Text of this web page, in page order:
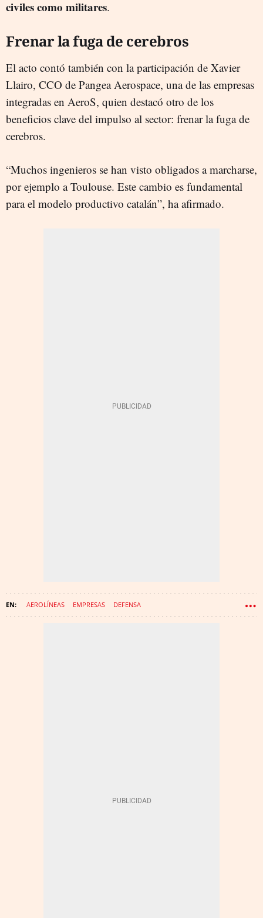
civiles como militares.
Frenar la fuga de cerebros
El acto contó también con la participación de Xavier
Llairo, CCO de Pangea Aerospace, una de las empresas
integradas en AeroS, quien destacó otro de los
beneficios clave del impulso al sector: frenar la fuga de
cerebros.
“Muchos ingenieros se han visto obligados a marcharse,
por ejemplo a Toulouse. Este cambio es fundamental
para el modelo productivo catalán”, ha afirmado.
AEROLÍNEAS EMPRESAS DEFENSA